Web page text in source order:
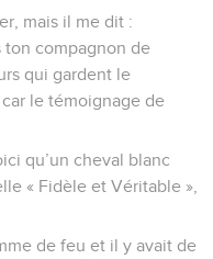
mais il me dit :
ton compagnon de
qui gardent le
le témoignage de
qu’un cheval blanc
« Fidèle et Véritable »,
de feu et il y avait de